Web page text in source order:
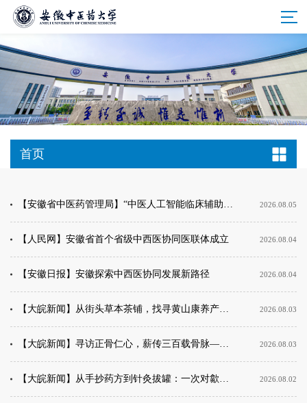
首页
【安徽省中医药管理局】“中医人工智能临床辅助诊断系统”获批2026年第一批安徽省首版次软件 2026.08.05
【人民网】安徽省首个省级中西医协同医联体成立 2026.08.04
【安徽日报】安徽探索中西医协同发展新路径 2026.08.04
【大皖新闻】从街头草本茶铺，找寻黄山康养产业的“破圈”密码——“话解新安▪健康惠民”实践团调研黄... 2026.08.03
【大皖新闻】寻访正骨仁心，薪传三百载骨脉——安徽中医药大学“话解新安·健康惠民”实践团走访吴山铺伤科 2026.08.03
【大皖新闻】从手抄药方到针灸拔罐：一次对歙县查坑新安吴氏中医内科世家的田野探访 2026.08.02